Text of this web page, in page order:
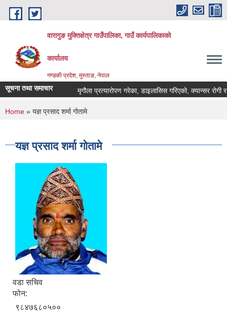
Skip to main content
वारागुङ मुक्तिक्षेत्र गाउँपालिका, गाउँ कार्यपालिकाको
कार्यालय
गण्डकी प्रदेश, मुस्ताङ, नेपाल
सूचना तथा समाचार मृगौला प्रत्यारोपण गरेका, डाइलासिस गरिएको, क्यान्सर रोगी र
You are here
Home » यज्ञ प्रसाद शर्मा गोतामे
यज्ञ प्रसाद शर्मा गोतामे
वडा सचिव
फोन:
९८४७६८०५००